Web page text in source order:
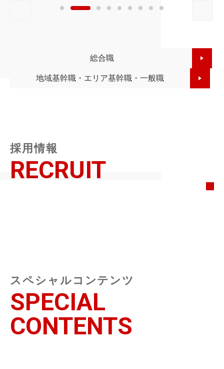
総合職
地域基幹職・エリア基幹職・一般職
採用情報
RECRUIT
スペシャルコンテンツ
SPECIAL
CONTENTS